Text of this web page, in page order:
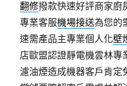
翻修撥款快速好評商家廚
專業客服機場接送為您的
速需產品主專業個人化壁
店歐盟認證靜電機雲林專
濾油煙造成機器客戶肯定